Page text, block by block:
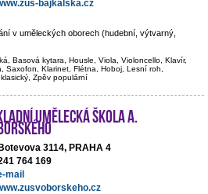
bajkalska.cz
v uměleckých oborech (hudební, výtvarný,
Basová kytara, Housle, Viola, Violoncello, Klavír,
Saxofon, Klarinet, Flétna, Hoboj, Lesní roh,
Zpěv populární
umělecká škola A.
Botevova 3114, PRAHA 4
764 169
mail